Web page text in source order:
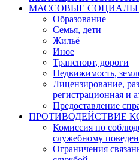
МАССОВЫЕ
Образование
Семья, дети
Жильё
Иное
Транспорт, дороги
Недвижимость,
Лицензирование,
регистрационная и
Предоставление
ПРОТИВОДЕЙСТВИЕ
Комиссия по
служебному
Ограничения